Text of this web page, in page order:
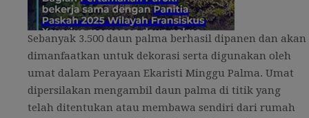
Sebanyak 3.500 daun palma berhasil dipanen dan akan
dimanfaatkan untuk dekorasi serta digunakan oleh
umat dalam Perayaan Ekaristi Minggu Palma. Umat
dipersilakan mengambil daun palma di titik yang
telah ditentukan atau membawa sendiri dari rumah